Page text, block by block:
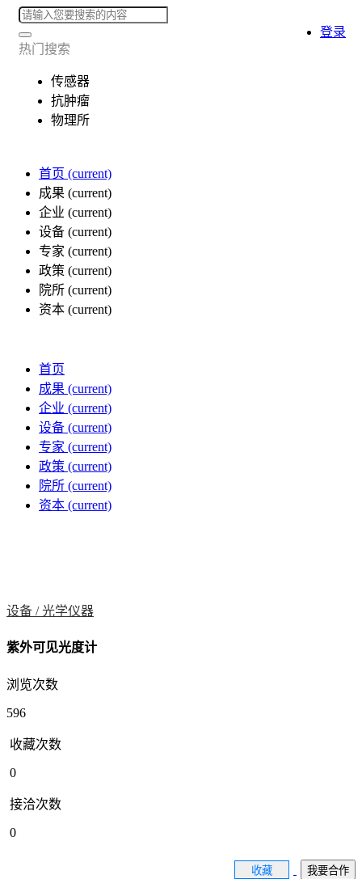
热门搜索
传感器
抗肿瘤
物理所
首页 (current)
成果 (current)
企业 (current)
设备 (current)
专家 (current)
政策 (current)
院所 (current)
资本 (current)
登录
首页
成果 (current)
企业 (current)
设备 (current)
专家 (current)
政策 (current)
院所 (current)
资本 (current)
设备 /光学仪器
紫外可见光度计
浏览次数
596
收藏次数
0
接洽次数
0
收藏 我要合作